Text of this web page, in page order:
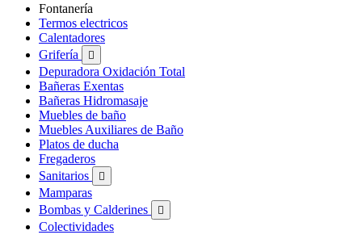
Fontanería
Termos electricos
Calentadores
Grifería

Depuradora Oxidación Total
Bañeras Exentas
Bañeras Hidromasaje
Muebles de baño
Muebles Auxiliares de Baño
Platos de ducha
Fregaderos
Sanitarios

Mamparas
Bombas y Calderines

Colectividades